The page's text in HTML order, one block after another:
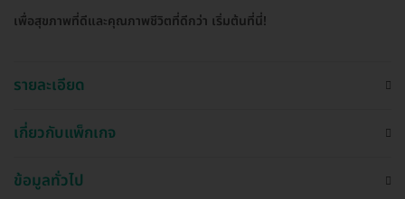
เพื่อสุขภาพที่ดีและคุณภาพชีวิตที่ดีกว่า เริ่มต้นที่นี่!
รายละเอียด
เกี่ยวกับแพ็กเกจ
ข้อมูลทั่วไป